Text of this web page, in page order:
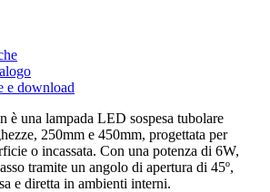
e download
è una lampada LED sospesa tubolare
250mm e 450mm, progettata per
o incassata. Con una potenza di 6W,
tramite un angolo di apertura di 45º,
e diretta in ambienti interni.